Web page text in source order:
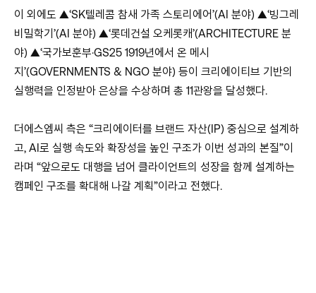
이 외에도 ▲‘SK텔레콤 참새 가족 스토리에어’(AI 분야) ▲‘빙그레
비밀학기’(AI 분야) ▲‘롯데건설 오케롯캐’(ARCHITECTURE 분
야) ▲‘국가보훈부·GS25 1919년에서 온 메시
지’(GOVERNMENTS & NGO 분야) 등이 크리에이티브 기반의
실행력을 인정받아 은상을 수상하며 총 11관왕을 달성했다.
더에스엠씨 측은 “크리에이터를 브랜드 자산(IP) 중심으로 설계하
고, AI로 실행 속도와 확장성을 높인 구조가 이번 성과의 본질”이
라며 “앞으로도 대행을 넘어 클라이언트의 성장을 함께 설계하는
캠페인 구조를 확대해 나갈 계획”이라고 전했다.